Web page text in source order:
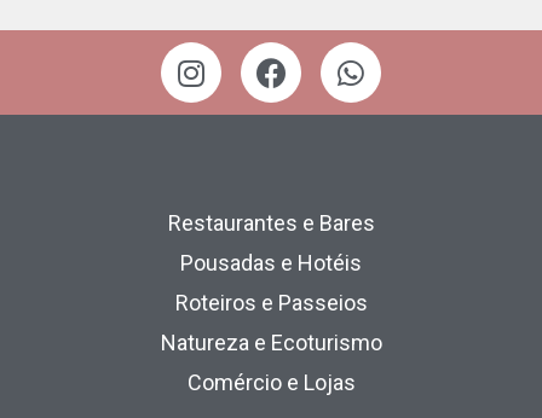
Restaurantes e Bares
Pousadas e Hotéis
Roteiros e Passeios
Natureza e Ecoturismo
Comércio e Lojas